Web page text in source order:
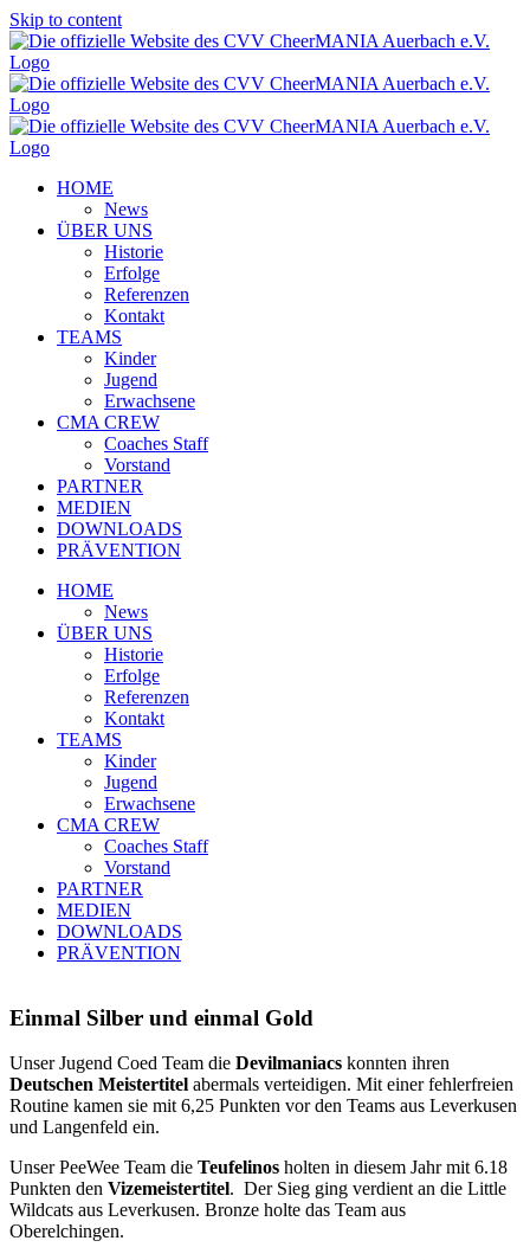
Skip to content
HOME
News
ÜBER UNS
Historie
Erfolge
Referenzen
Kontakt
TEAMS
Kinder
Jugend
Erwachsene
CMA CREW
Coaches Staff
Vorstand
PARTNER
MEDIEN
DOWNLOADS
PRÄVENTION
HOME
News
ÜBER UNS
Historie
Erfolge
Referenzen
Kontakt
TEAMS
Kinder
Jugend
Erwachsene
CMA CREW
Coaches Staff
Vorstand
PARTNER
MEDIEN
DOWNLOADS
PRÄVENTION
Einmal Silber und einmal Gold
Unser Jugend Coed Team die Devilmaniacs konnten ihren
Deutschen Meistertitel abermals verteidigen. Mit einer fehlerfreien
Routine kamen sie mit 6,25 Punkten vor den Teams aus Leverkusen
und Langenfeld ein.
Unser PeeWee Team die Teufelinos holten in diesem Jahr mit 6.18
Punkten den Vizemeistertitel. Der Sieg ging verdient an die Little
Wildcats aus Leverkusen. Bronze holte das Team aus
Oberelchingen.